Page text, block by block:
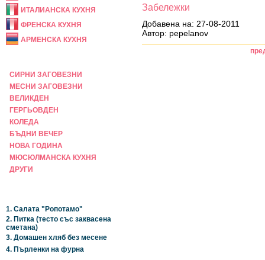
ИТАЛИАНСКА КУХНЯ
ФРЕНСКА КУХНЯ
АРМЕНСКА КУХНЯ
СИРНИ ЗАГОВЕЗНИ
МЕСНИ ЗАГОВЕЗНИ
ВЕЛИКДЕН
ГЕРГЬОВДЕН
КОЛЕДА
БЪДНИ ВЕЧЕР
НОВА ГОДИНА
МЮСЮЛМАНСКА КУХНЯ
ДРУГИ
1. Салата "Ропотамо"
2. Питка (тесто със заквасена
сметана)
3. Домашен хляб без месене
4. Пърленки на фурна
Забележки
Добавена на: 27-08-2011
Автор: pepelanov